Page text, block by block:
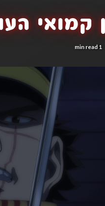
קמואי
1 min read